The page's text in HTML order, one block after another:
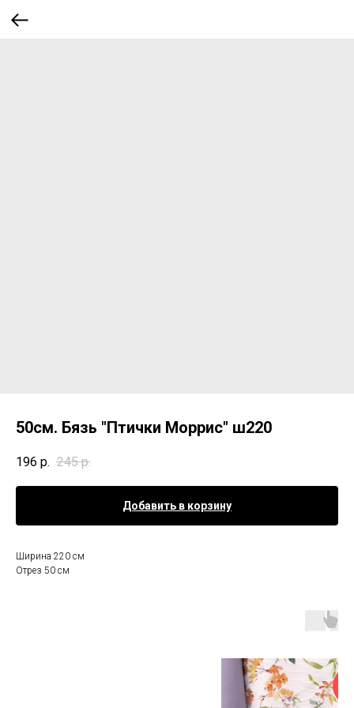
50см. Бязь "Птички Моррис" ш220
196 р. 245 р.
Добавить в корзину
Ширина 220 см
Отрез 50 см